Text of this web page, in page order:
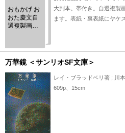
おもかげ お
おた慶文自
選複製画集
大判本。帯付き。自選複製
ます。表紙・裏表紙にヤケ
万華鏡 ＜サンリオSF文庫＞
レイ・ブラッドベリ著 ; 川
609p、15cm